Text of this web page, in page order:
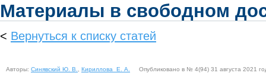
Материалы в свободном
< Вернуться к списку статей
Авторы: Синявский Ю. В. Кириллова Е. А.
Опубликовано в № 4(94) 31 августа 2021